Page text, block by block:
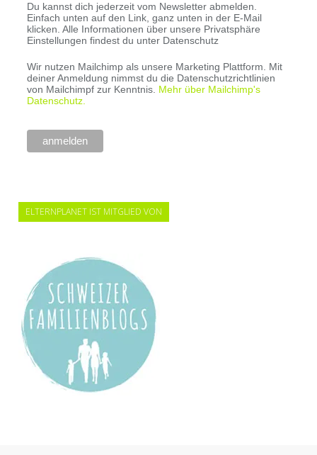
Du kannst dich jederzeit vom Newsletter abmelden.
Einfach unten auf den Link, ganz unten in der E-Mail
klicken. Alle Informationen über unsere Privatsphäre
Einstellungen findest du unter Datenschutz
Wir nutzen Mailchimp als unsere Marketing Plattform. Mit
deiner Anmeldung nimmst du die Datenschutzrichtlinien
von Mailchimpf zur Kenntnis. Mehr über Mailchimp's
Datenschutz.
ELTERNPLANET IST MITGLIED VON